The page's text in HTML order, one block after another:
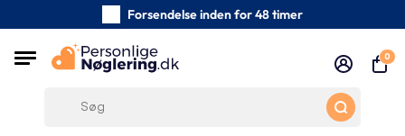
Forsendelse inden for 48 timer
Omhyggeligt håndlavede nøgleringe
Kundeanmeldelser:
0